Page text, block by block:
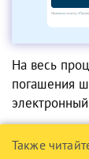
На весь
погашения
Также